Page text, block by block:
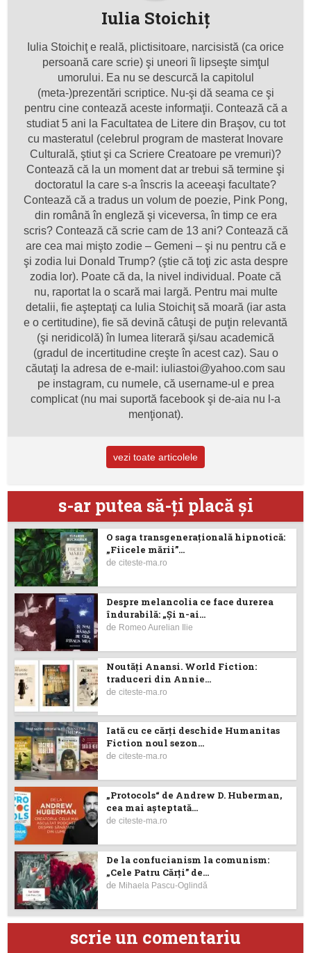
Iulia Stoichiţ
Iulia Stoichiţ e reală, plictisitoare, narcisistă (ca orice
persoană care scrie) şi uneori îi lipseşte simţul
umorului. Ea nu se descurcă la capitolul
(meta-)prezentări scriptice. Nu-şi dă seama ce şi
pentru cine contează aceste informaţii. Contează că a
studiat 5 ani la Facultatea de Litere din Braşov, cu tot
cu masteratul (celebrul program de masterat Inovare
Culturală, ştiut şi ca Scriere Creatoare pe vremuri)?
Contează că la un moment dat ar trebui să termine şi
doctoratul la care s-a înscris la aceeaşi facultate?
Contează că a tradus un volum de poezie, Pink Pong,
din română în engleză şi viceversa, în timp ce era
scris? Contează că scrie cam de 13 ani? Contează că
are cea mai mişto zodie – Gemeni – şi nu pentru că e
şi zodia lui Donald Trump? (ştie că toţi zic asta despre
zodia lor). Poate că da, la nivel individual. Poate că
nu, raportat la o scară mai largă. Pentru mai multe
detalii, fie aşteptaţi ca Iulia Stoichiţ să moară (iar asta
e o certitudine), fie să devină câtuşi de puţin relevantă
(şi neridicolă) în lumea literară şi/sau academică
(gradul de incertitudine creşte în acest caz). Sau o
căutaţi la adresa de e-mail: iuliastoi@yahoo.com sau
pe instagram, cu numele, că username-ul e prea
complicat (nu mai suportă facebook şi de-aia nu l-a
menţionat).
vezi toate articolele
s-ar putea să-ţi placă şi
O saga transgenerațională hipnotică:
„Fiicele mării”...
deciteste-ma.ro
Despre melancolia ce face durerea
îndurabilă: „Și n-ai...
de Romeo Aurelian Ilie
Noutăţi Anansi. World Fiction:
traduceri din Annie...
deciteste-ma.ro
Iată cu ce cărţi deschide Humanitas
Fiction noul sezon...
deciteste-ma.ro
„Protocols“ de Andrew D. Huberman,
cea mai așteptată...
deciteste-ma.ro
De la confucianism la comunism:
„Cele Patru Cărți” de...
de Mihaela Pascu-Oglindă
scrie un comentariu